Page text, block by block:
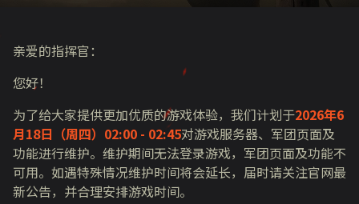
亲爱的指挥官：
您好！
为了给大家提供更加优质的游戏体验，我们计划于2026年6
月18日（周四）02:00 - 02:45对游戏服务器、军团页面及
功能进行维护。维护期间无法登录游戏，军团页面及功能不
可用。如遇特殊情况维护时间将会延长，届时请关注官网最
新公告，并合理安排游戏时间。